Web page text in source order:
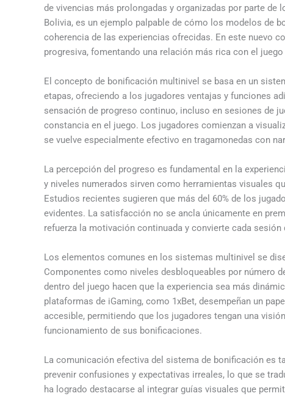
de vivencias más prolongadas y organizadas por parte
Bolivia, es un ejemplo palpable de cómo los modelos de
coherencia de las experiencias ofrecidas. En este nuevo
progresiva, fomentando una relación más rica con el
El concepto de bonificación multinivel se basa en un
etapas, ofreciendo a los jugadores ventajas y funciones
sensación de progreso continuo, incluso en sesiones de
constancia en el juego. Los jugadores comienzan a
se vuelve especialmente efectivo en tragamonedas con
La percepción del progreso es fundamental en la
y niveles numerados sirven como herramientas visuales
Estudios recientes sugieren que más del 60% de los
evidentes. La satisfacción no se ancla únicamente en
refuerza la motivación continuada y convierte cada
Los elementos comunes en los sistemas multinivel se
Componentes como niveles desbloqueables por número
dentro del juego hacen que la experiencia sea más
plataformas de iGaming, como 1xBet, desempeñan un
accesible, permitiendo que los jugadores tengan una
funcionamiento de sus bonificaciones.
La comunicación efectiva del sistema de bonificación es
prevenir confusiones y expectativas irreales, lo que se
ha logrado destacarse al integrar guías visuales que